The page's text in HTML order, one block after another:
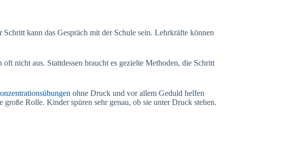
Schritt kann das Gespräch mit der Schule sein. Lehrkräfte können
nicht aus. Stattdessen braucht es gezielte Methoden, die Schritt
ohne Druck und vor allem Geduld helfen
Rolle. Kinder spüren sehr genau, ob sie unter Druck stehen.